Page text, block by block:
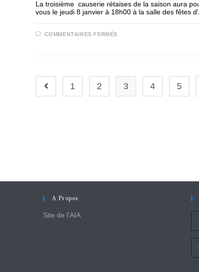
La troisième causerie rétaises de la saison aura
vous le jeudi 8 janvier à 18h00 à la salle des fêtes
COMMENTAIRES FERMÉS
1 2 3 4 5
A Propos
Site de l'AIA